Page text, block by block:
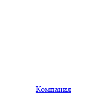
Компания